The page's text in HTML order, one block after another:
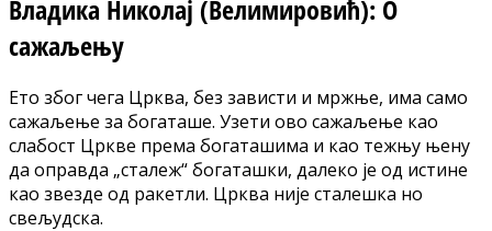
Владика Николај (Велимировић): О
сажаљењу
Ето због чега Црква, без зависти и мржње, има само
сажаљење за богаташе. Узети ово сажаљење као
слабост Цркве према богаташима и као тежњу њену
да оправда „сталеж“ богаташки, далеко је од истине
као звезде од ракетли. Црква није сталешка но
свељудска.